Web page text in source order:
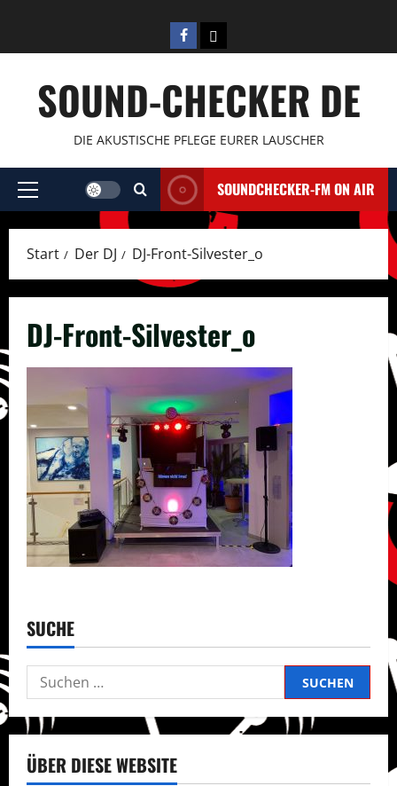
springen
Facebook
E-
SOUND-CHECKER DE
DIE AKUSTISCHE PFLEGE EURER LAUSCHER
Primäres
SOUNDCHECKER-FM ON AIR
Start Der DJ DJ-Front-Silvester_o
DJ-Front-Silvester_o
SUCHE
Suchen
nach:
ÜBER DIESE WEBSITE